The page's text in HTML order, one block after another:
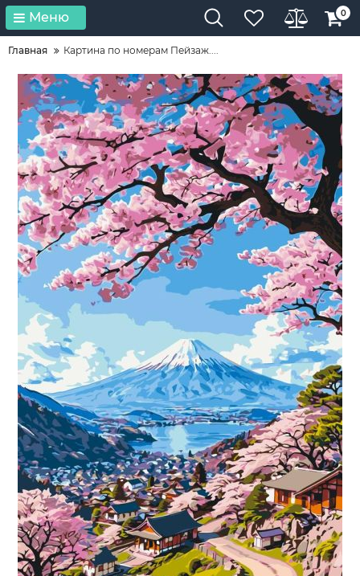
Меню 0
Главная Картина по номерам Пейзаж....